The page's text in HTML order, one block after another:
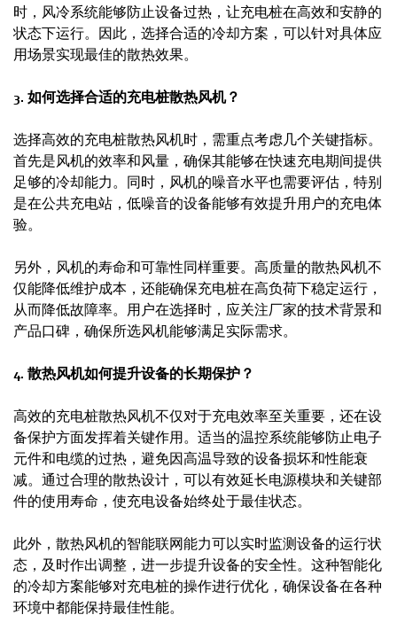
时，风冷系统能够防止设备过热，让充电桩在高效和安静的
状态下运行。因此，选择合适的冷却方案，可以针对具体应
用场景实现最佳的散热效果。
3. 如何选择合适的充电桩散热风机？
选择高效的充电桩散热风机时，需重点考虑几个关键指标。
首先是风机的效率和风量，确保其能够在快速充电期间提供
足够的冷却能力。同时，风机的噪音水平也需要评估，特别
是在公共充电站，低噪音的设备能够有效提升用户的充电体
验。
另外，风机的寿命和可靠性同样重要。高质量的散热风机不
仅能降低维护成本，还能确保充电桩在高负荷下稳定运行，
从而降低故障率。用户在选择时，应关注厂家的技术背景和
产品口碑，确保所选风机能够满足实际需求。
4. 散热风机如何提升设备的长期保护？
高效的充电桩散热风机不仅对于充电效率至关重要，还在设
备保护方面发挥着关键作用。适当的温控系统能够防止电子
元件和电缆的过热，避免因高温导致的设备损坏和性能衰
减。通过合理的散热设计，可以有效延长电源模块和关键部
件的使用寿命，使充电设备始终处于最佳状态。
此外，散热风机的智能联网能力可以实时监测设备的运行状
态，及时作出调整，进一步提升设备的安全性。这种智能化
的冷却方案能够对充电桩的操作进行优化，确保设备在各种
环境中都能保持最佳性能。